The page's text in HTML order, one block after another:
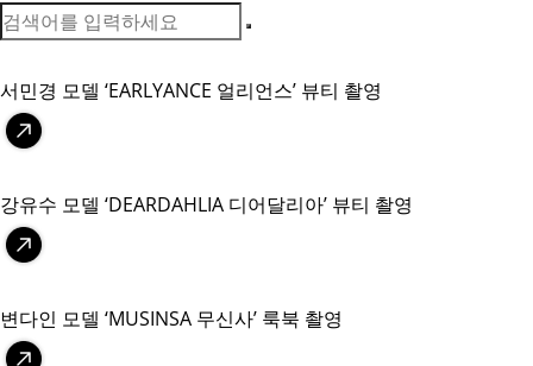
서민경 모델 ‘EARLYANCE 얼리언스’ 뷰티 촬영
강유수 모델 ‘DEARDAHLIA 디어달리아’ 뷰티 촬영
변다인 모델 ‘MUSINSA 무신사’ 룩북 촬영